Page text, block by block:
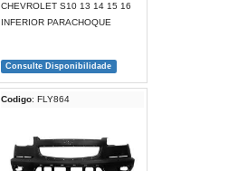
CHEVROLET S10 13 14 15 16
INFERIOR PARACHOQUE
Consulte Disponibilidade
Codigo: FLY864